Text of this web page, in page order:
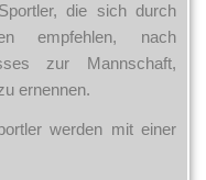
die sich durch
empfehlen, nach
zur Mannschaft,
ernennen.
werden mit einer